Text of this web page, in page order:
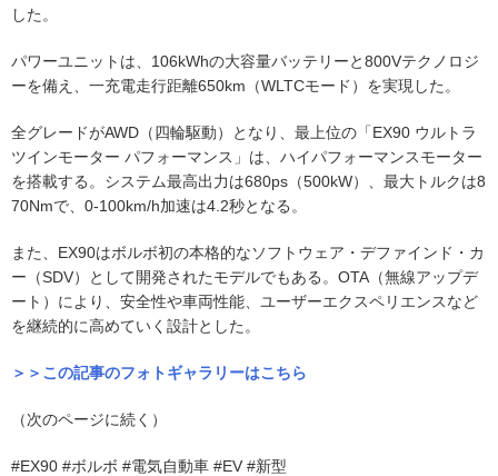
した。
パワーユニットは、106kWhの大容量バッテリーと800Vテクノロジ
ーを備え、一充電走行距離650km（WLTCモード）を実現した。
全グレードがAWD（四輪駆動）となり、最上位の「EX90 ウルトラ
ツインモーター パフォーマンス」は、ハイパフォーマンスモーター
を搭載する。システム最高出力は680ps（500kW）、最大トルクは8
70Nmで、0-100km/h加速は4.2秒となる。
また、EX90はボルボ初の本格的なソフトウェア・デファインド・カ
ー（SDV）として開発されたモデルでもある。OTA（無線アップデ
ート）により、安全性や車両性能、ユーザーエクスペリエンスなど
を継続的に高めていく設計とした。
＞＞この記事のフォトギャラリーはこちら
（次のページに続く）
#EX90 #ボルボ #電気自動車 #EV #新型